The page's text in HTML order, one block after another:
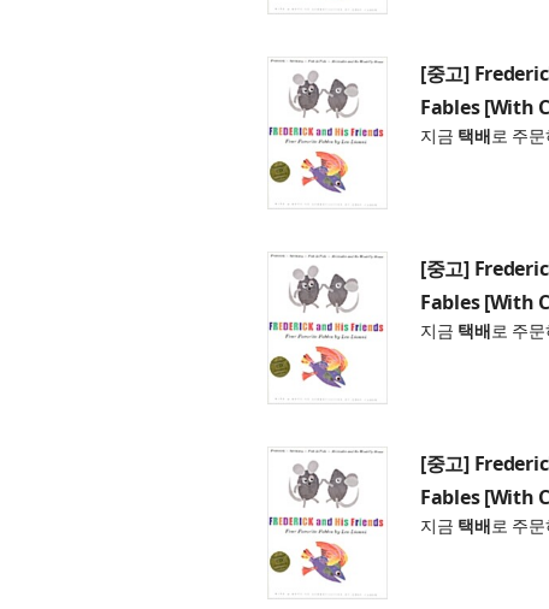
[중고]
Fables [With
지금 택배로 주문
[중고]
Fables [With
지금 택배로 주문
[중고]
Fables [With
지금 택배로 주문